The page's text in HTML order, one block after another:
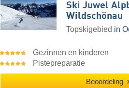
Ski Juwel
Wildschönau
Topskigebied in
Gezinnen en kinderen
Pistepreparatie
Beoordeling